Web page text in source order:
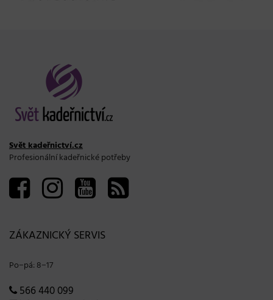
Svět kadeřnictví.cz
Profesionální kadeřnické potřeby
ZÁKAZNICKÝ SERVIS
Po−pá: 8−17
566 440 099